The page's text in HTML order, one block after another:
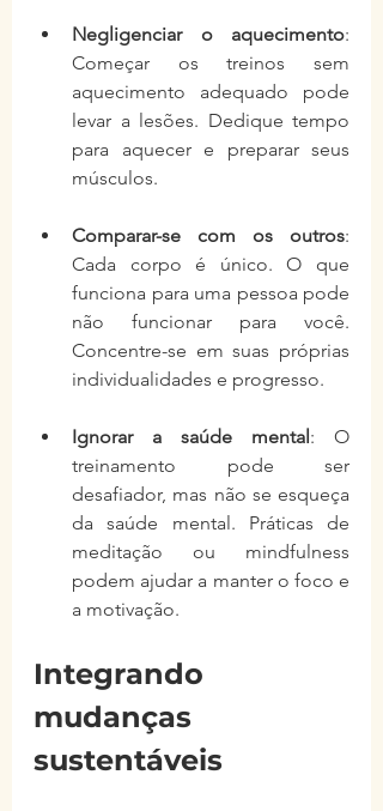
Negligenciar o aquecimento:
Começar os treinos sem
aquecimento adequado pode
levar a lesões. Dedique tempo
para aquecer e preparar seus
músculos.
Comparar-se com os outros:
Cada corpo é único. O que
funciona para uma pessoa pode
não funcionar para você.
Concentre-se em suas próprias
individualidades e progresso.
Ignorar a saúde mental: O
treinamento pode ser
desafiador, mas não se esqueça
da saúde mental. Práticas de
meditação ou mindfulness
podem ajudar a manter o foco e
a motivação.
Integrando
mudanças
sustentáveis